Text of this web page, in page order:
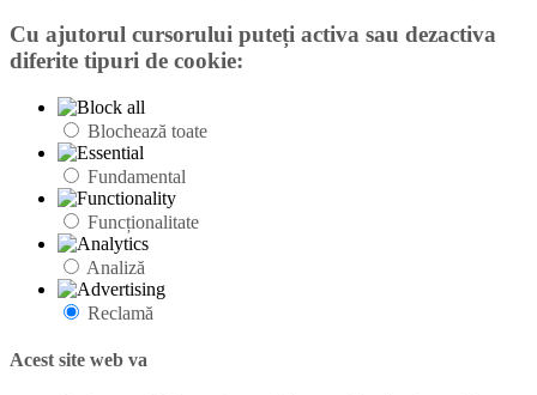
Cu ajutorul cursorului puteți activa sau dezactiva
diferite tipuri de cookie:
Blochează toate
Fundamental
Funcționalitate
Analiză
Reclamă
Acest site web va